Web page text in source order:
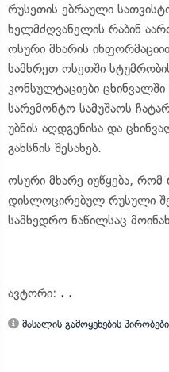
რუსეთის ებრაული
ხელმძღვანელის რაბინ
ოსური მხარის
სამხრეთ ოსეთში
კონსულტაციები
სარემონტო სამუშაოს
უბნის აღდგენისა და
გახსნის შესახებ.
ოსური მხარე იუწყება, რომ
დისლოცირებულ რუსული
სამხედრო ნაწილსაც
ავტორი: . .
მასალის გამოყენების პირობები